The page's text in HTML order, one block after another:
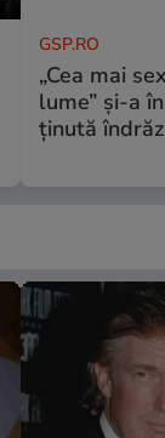
GSP.RO
„Cea mai
lume” și-a
ținută